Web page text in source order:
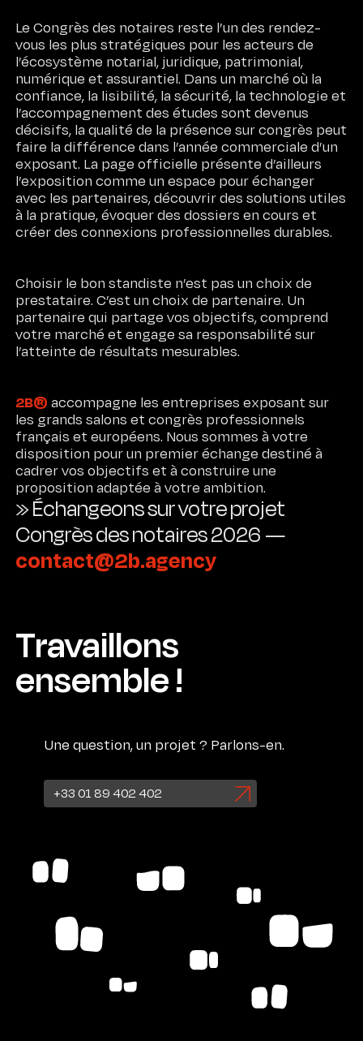
Le Congrès des notaires reste l’un des rendez-
vous les plus stratégiques pour les acteurs de
l’écosystème notarial, juridique, patrimonial,
numérique et assurantiel. Dans un marché où la
confiance, la lisibilité, la sécurité, la technologie et
l’accompagnement des études sont devenus
décisifs, la qualité de la présence sur congrès peut
faire la différence dans l’année commerciale d’un
exposant. La page officielle présente d’ailleurs
l’exposition comme un espace pour échanger
avec les partenaires, découvrir des solutions utiles
à la pratique, évoquer des dossiers en cours et
créer des connexions professionnelles durables.
Choisir le bon standiste n’est pas un choix de
prestataire. C’est un choix de partenaire. Un
partenaire qui partage vos objectifs, comprend
votre marché et engage sa responsabilité sur
l’atteinte de résultats mesurables.
2B® accompagne les entreprises exposant sur
les grands salons et congrès professionnels
français et européens. Nous sommes à votre
disposition pour un premier échange destiné à
cadrer vos objectifs et à construire une
proposition adaptée à votre ambition.
» Échangeons sur votre projet
Congrès des notaires 2026 —
contact@2b.agency
Travaillons
ensemble !
Une question, un projet ? Parlons-en.
+33 01 89 402 402